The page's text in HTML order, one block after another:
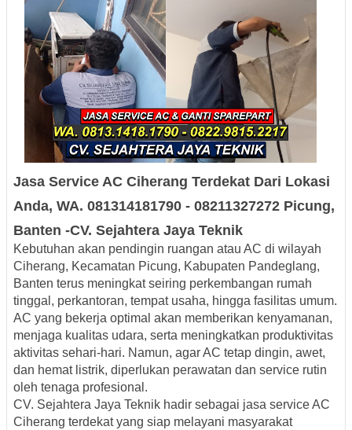
Jasa Service AC Ciherang Terdekat Dari Lokasi
Anda, WA. 081314181790 - 08211327272 Picung,
Banten -CV. Sejahtera Jaya Teknik
Kebutuhan akan pendingin ruangan atau AC di wilayah
Ciherang, Kecamatan Picung, Kabupaten Pandeglang,
Banten terus meningkat seiring perkembangan rumah
tinggal, perkantoran, tempat usaha, hingga fasilitas umum.
AC yang bekerja optimal akan memberikan kenyamanan,
menjaga kualitas udara, serta meningkatkan produktivitas
aktivitas sehari-hari. Namun, agar AC tetap dingin, awet,
dan hemat listrik, diperlukan perawatan dan service rutin
oleh tenaga profesional.
CV. Sejahtera Jaya Teknik hadir sebagai jasa service AC
Ciherang terdekatyang siap melayani masyarakat